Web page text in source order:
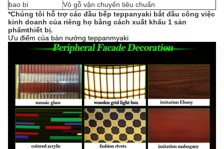
bao bì
Vỏ gỗ vận chuyển tiêu chuẩn
*Chúng tôi hỗ trợ các đầu bếp teppanyaki bắt đầu công việc
kinh doanh của riêng họ bằng cách xuất khẩu 1 sản
phẩmthiết bị.
Ưu điểm của bàn nướng teppanmyaki